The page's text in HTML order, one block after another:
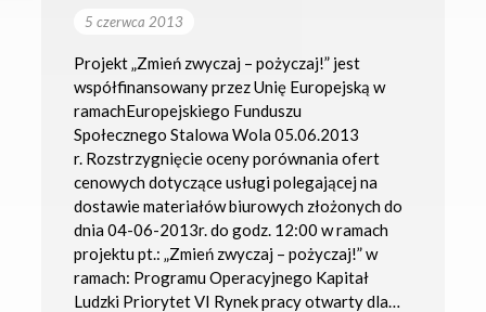
5 czerwca 2013
Projekt „Zmień zwyczaj – pożyczaj!” jest
współfinansowany przez Unię Europejską w
ramachEuropejskiego Funduszu
Społecznego Stalowa Wola 05.06.2013
r. Rozstrzygnięcie oceny porównania ofert
cenowych dotyczące usługi polegającej na
dostawie materiałów biurowych złożonych do
dnia 04-06-2013r. do godz. 12:00 w ramach
projektu pt.: „Zmień zwyczaj – pożyczaj!” w
ramach: Programu Operacyjnego Kapitał
Ludzki Priorytet VI Rynek pracy otwarty dla…